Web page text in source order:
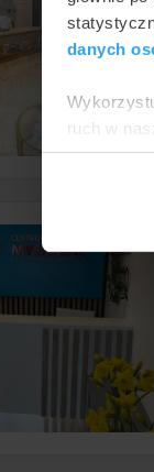
danych
ruch w